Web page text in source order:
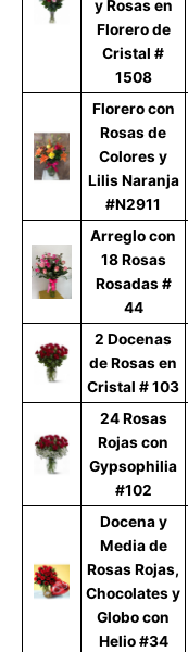
y Rosas en
Florero de
Cristal #
1508
Florero con
Rosas de
Colores y
Lilis Naranja
#N2911
Arreglo con
18 Rosas
Rosadas #
44
2 Docenas
de Rosas en
Cristal # 103
24 Rosas
Rojas con
Gypsophilia
#102
Docena y
Media de
Rosas Rojas,
Chocolates y
Globo con
Helio #34